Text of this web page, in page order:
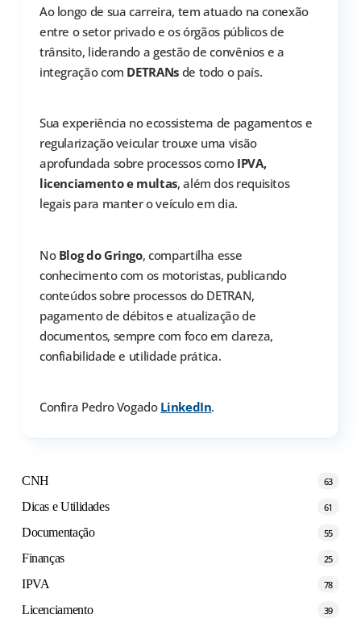
Ao longo de sua carreira, tem atuado na conexão
entre o setor privado e os órgãos públicos de
trânsito, liderando a gestão de convênios e a
integração com DETRANsde todo o país.
Sua experiência no ecossistema de pagamentos e
regularização veicular trouxe uma visão
aprofundada sobre processos como IPVA,
licenciamento e multas, além dos requisitos
legais para manter o veículo em dia.
No Blog do Gringo, compartilha esse
conhecimento com os motoristas, publicando
conteúdos sobre processos do DETRAN,
pagamento de débitos e atualização de
documentos, sempre com foco em clareza,
confiabilidade e utilidade prática.
Confira Pedro Vogado LinkedIn.
CNH 63
Dicas e Utilidades 61
Documentação 55
Finanças 25
IPVA 78
Licenciamento 39